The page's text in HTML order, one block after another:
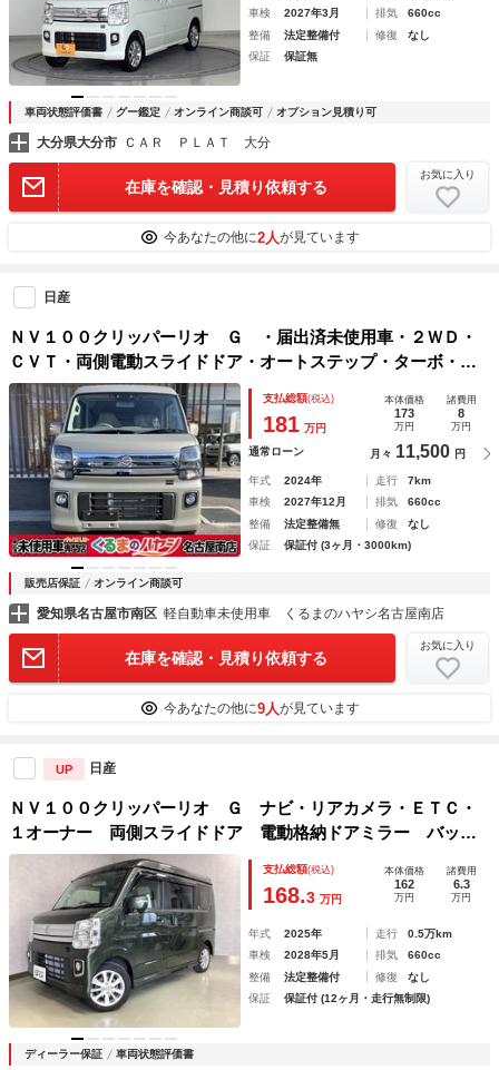
車検
2027年3月 排気
660cc
整備
法定整備付 修復
なし
保証
保証無
車両状態評価書 グー鑑定 オンライン商談可 オプション見積り可
大分県大分市 ＣＡＲ ＰＬＡＴ 大分
在庫を確認・見積り依頼する
お気に入り
今あなたの他に2人が見ています
日産
ＮＶ１００クリッパーリオ Ｇ ・届出済未使用車・２ＷＤ・
ＣＶＴ・両側電動スライドドア・オートステップ・ターボ・シ
ートヒーター・ＵＳＢ電源ソケット・ハイルーフ・フォグラン
プ・ＬＥＤヘッドライト・アルミホイール
支払総額(税込)
181 万円
本体価格
173
万円
諸費用
8
万円
通常ローン 月々 11,500 円
年式 2024年 走行
7km
車検
2027年12月 排気
660cc
整備
法定整備無 修復
なし
保証
保証付 (3ヶ月・3000km)
販売店保証 オンライン商談可
愛知県名古屋市南区 軽自動車未使用車 くるまのハヤシ名古屋南店
在庫を確認・見積り依頼する
お気に入り
今あなたの他に9人が見ています
UP 日産
ＮＶ１００クリッパーリオ Ｇ ナビ・リアカメラ・ＥＴＣ・
１オーナー 両側スライドドア 電動格納ドアミラー バック
モニタ－ 横滑り防止機能 オートマチックハイビーム ブル
ートゥース ターボ ＡＣ ＬＥＤヘッド フルセグＴＶ イ
支払総額(税込)
168.3 万円
本体価格
162
万円
諸費用
6.3
万円
年式 2025年 走行
0.5万km
車検
2028年5月 排気
660cc
整備
法定整備付 修復
なし
保証
保証付 (12ヶ月・走行無制限)
ディーラー保証 車両状態評価書